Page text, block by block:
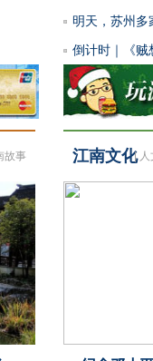
明天，苏州多
倒计时｜《贼
故事 江南文化|